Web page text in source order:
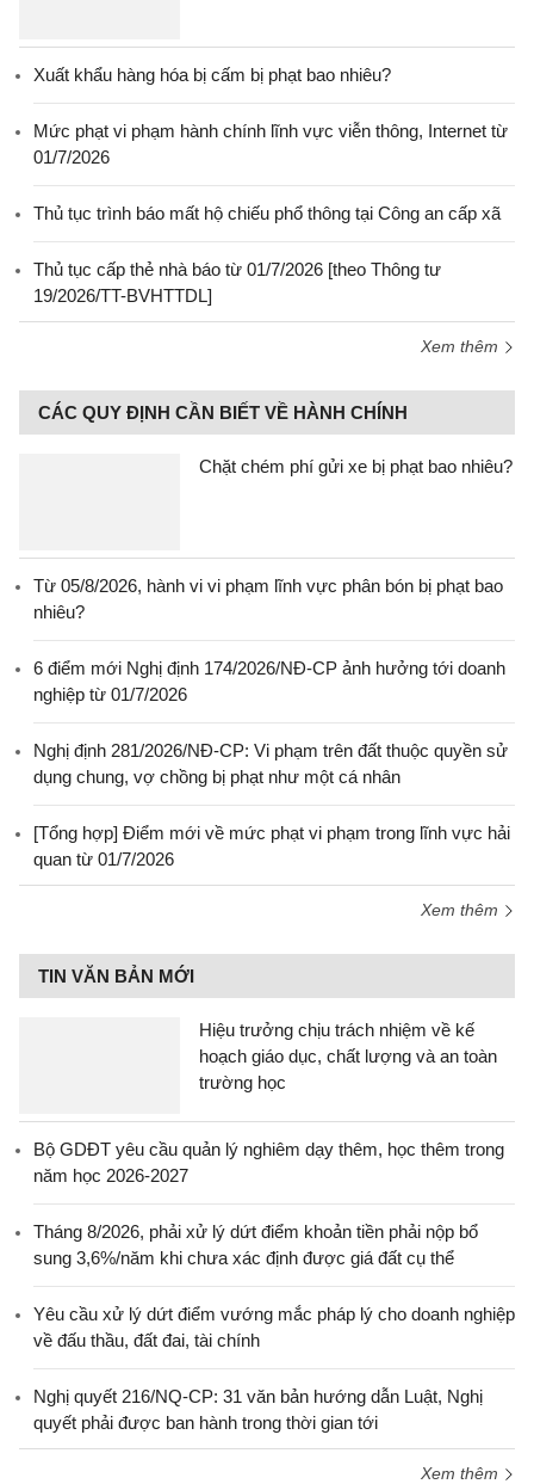
Xuất khẩu hàng hóa bị cấm bị phạt bao nhiêu?
Mức phạt vi phạm hành chính lĩnh vực viễn thông, Internet từ
01/7/2026
Thủ tục trình báo mất hộ chiếu phổ thông tại Công an cấp xã
Thủ tục cấp thẻ nhà báo từ 01/7/2026 [theo Thông tư
19/2026/TT-BVHTTDL]
Xem thêm
CÁC QUY ĐỊNH CẦN BIẾT VỀ HÀNH CHÍNH
Chặt chém phí gửi xe bị phạt bao nhiêu?
Từ 05/8/2026, hành vi vi phạm lĩnh vực phân bón bị phạt bao
nhiêu?
6 điểm mới Nghị định 174/2026/NĐ-CP ảnh hưởng tới doanh
nghiệp từ 01/7/2026
Nghị định 281/2026/NĐ-CP: Vi phạm trên đất thuộc quyền sử
dụng chung, vợ chồng bị phạt như một cá nhân
[Tổng hợp] Điểm mới về mức phạt vi phạm trong lĩnh vực hải
quan từ 01/7/2026
Xem thêm
TIN VĂN BẢN MỚI
Hiệu trưởng chịu trách nhiệm về kế
hoạch giáo dục, chất lượng và an toàn
trường học
Bộ GDĐT yêu cầu quản lý nghiêm dạy thêm, học thêm trong
năm học 2026-2027
Tháng 8/2026, phải xử lý dứt điểm khoản tiền phải nộp bổ
sung 3,6%/năm khi chưa xác định được giá đất cụ thể
Yêu cầu xử lý dứt điểm vướng mắc pháp lý cho doanh nghiệp
về đấu thầu, đất đai, tài chính
Nghị quyết 216/NQ-CP: 31 văn bản hướng dẫn Luật, Nghị
quyết phải được ban hành trong thời gian tới
Xem thêm